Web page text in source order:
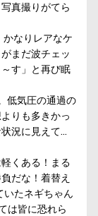
真撮りがてら
なりレアなケ
まだ波チェッ
す」と再び眠
低気圧の通過の
りも多きかっ
況に見えて…
くある！まる
だな！着替え
いたネギちゃん
は皆に恐れら